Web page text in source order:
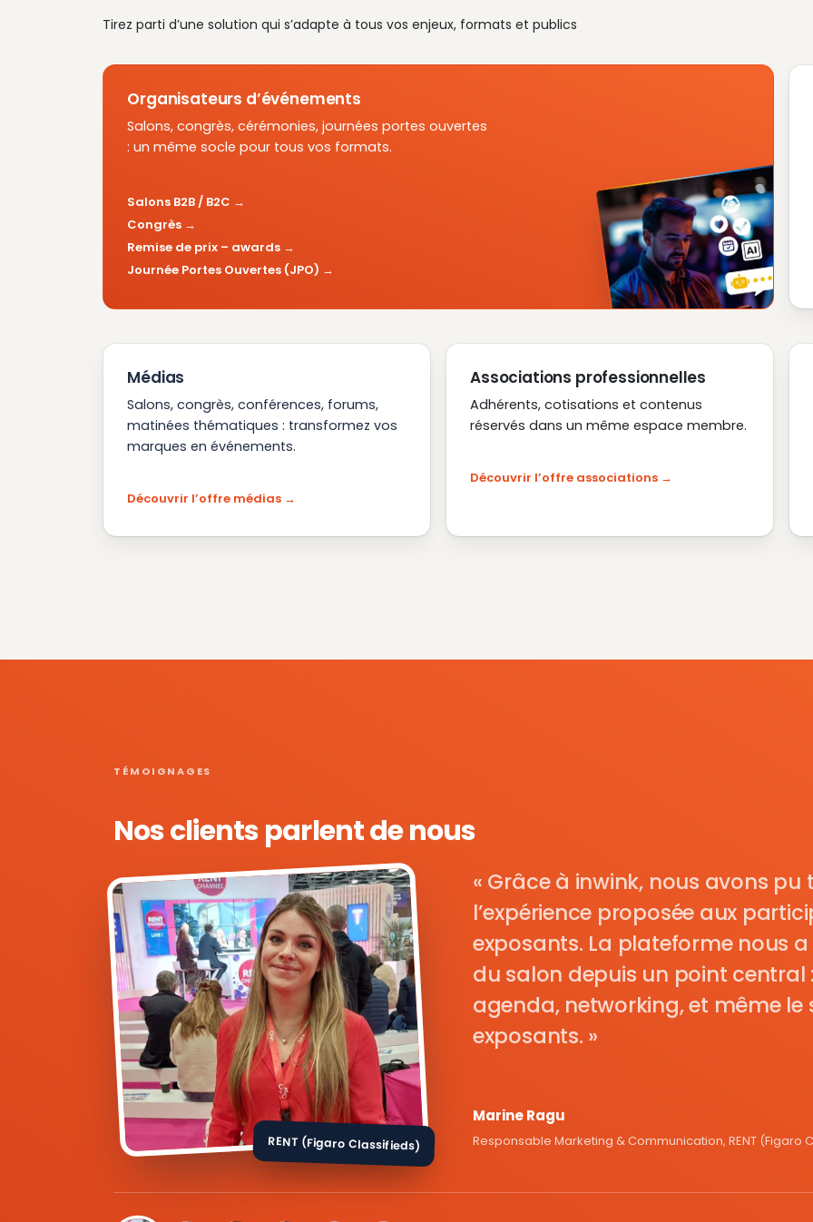
Tirez parti d’une solution qui s’adapte à tous vos enjeux, formats et publics
Organisateurs d’événements
Salons, congrès, cérémonies, journées portes ouvertes
: un même socle pour tous vos formats.
Salons B2B / B2C
Congrès
Remise de prix – awards
Journée Portes Ouvertes (JPO)
Médias
Salons, congrès, conférences, forums,
matinées thématiques : transformez vos
marques en événements.
Découvrir l’offre médias
Associations professionnelles
Adhérents, cotisations et contenus
réservés dans un même espace membre.
Découvrir l’offre associations
TÉMOIGNAGES
Nos clients parlent de nous
RENT (Figaro Classifieds)
Grâce à inwink, nous avons
l’expérience proposée aux
exposants. La plateforme nous
du salon depuis un point central
agenda, networking, et même le
exposants.
Marine Ragu
Responsable Marketing & Communication, RENT (Figaro